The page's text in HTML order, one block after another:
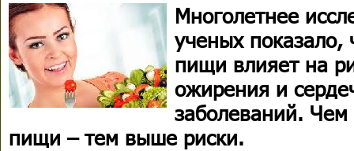
Многолетнее
ученых показало,
пищи влияет на
ожирения и
заболеваний.
пищи – тем выше риски.